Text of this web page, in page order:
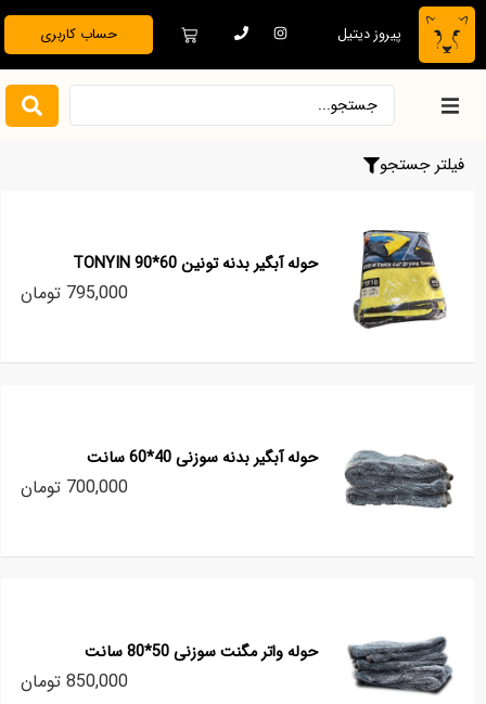
پیروز دیتیل حساب کاربری
خانه
دیتیلینگ تخصصی
فیلتر جستجو
حوله آبگیر بدنه تونین 60*90 TONYIN
795,000 تومان
حوله آبگیر بدنه سوزنی 40*60 سانت
700,000 تومان
حوله واتر مگنت سوزنی 50*80 سانت
850,000 تومان